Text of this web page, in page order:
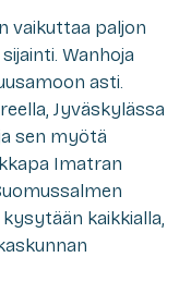
vaikuttaa paljon
Wanhoja
asti.
Jyväskylässa
sen myötä
Imatran
kaikkialla,